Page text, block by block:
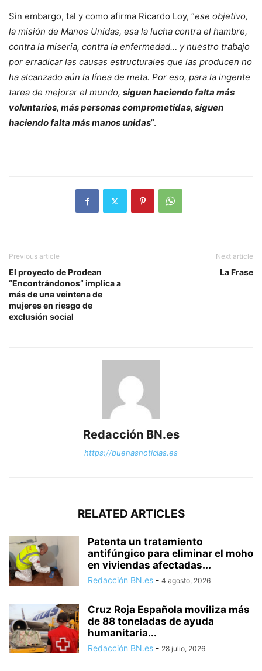
Sin embargo, tal y como afirma Ricardo Loy, “ese objetivo,
la misión de Manos Unidas, esa la lucha contra el hambre,
contra la miseria, contra la enfermedad… y nuestro trabajo
por erradicar las causas estructurales que las producen no
ha alcanzado aún la línea de meta. Por eso, para la ingente
tarea de mejorar el mundo, siguen haciendo falta más
voluntarios, más personas comprometidas, siguen
haciendo falta más manos unidas”.
Previous article
El proyecto de Prodean
“Encontrándonos” implica a
más de una veintena de
mujeres en riesgo de
exclusión social
Next article
La Frase
Redacción BN.es
https://buenasnoticias.es
RELATED ARTICLES
Patenta un tratamiento
antifúngico para eliminar el moho
en viviendas afectadas...
Redacción BN.es - 4 agosto, 2026
Cruz Roja Española moviliza más
de 88 toneladas de ayuda
humanitaria...
Redacción BN.es - 28 julio, 2026